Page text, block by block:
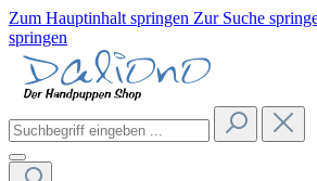
Zum Hauptinhalt springen Zur Suche
springen